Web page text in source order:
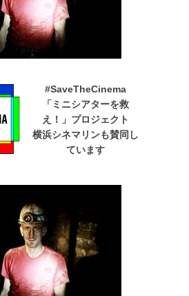
#SaveTheCinema
「ミニシアターを救
え！」プロジェクト
横浜シネマリンも賛同し
ています